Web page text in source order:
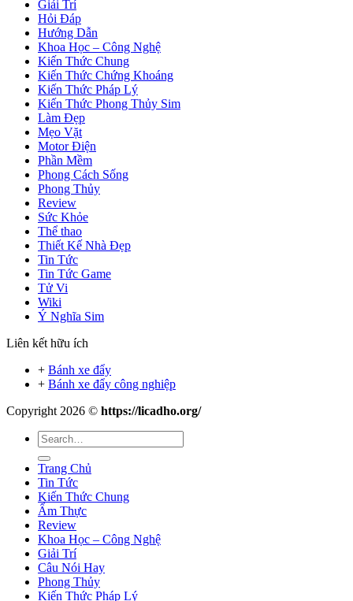
Giải Trí
Hỏi Đáp
Hướng Dẫn
Khoa Học – Công Nghệ
Kiến Thức Chung
Kiến Thức Chứng Khoáng
Kiến Thức Pháp Lý
Kiến Thức Phong Thủy Sim
Làm Đẹp
Mẹo Vặt
Motor Điện
Phần Mềm
Phong Cách Sống
Phong Thủy
Review
Sức Khỏe
Thể thao
Thiết Kế Nhà Đẹp
Tin Tức
Tin Tức Game
Tử Vi
Wiki
Ý Nghĩa Sim
Liên kết hữu ích
+ Bánh xe đẩy
+ Bánh xe đẩy công nghiệp
Copyright 2026 © https://licadho.org/
Trang Chủ
Tin Tức
Kiến Thức Chung
Ẩm Thực
Review
Khoa Học – Công Nghệ
Giải Trí
Câu Nói Hay
Phong Thủy
Kiến Thức Pháp Lý